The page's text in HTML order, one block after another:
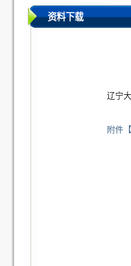
资料下载
辽宁
附件【